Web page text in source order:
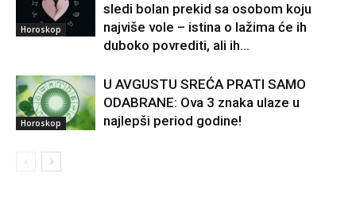
Horoskop
sledi bolan prekid sa osobom koju
najviše vole – istina o lažima će ih
duboko povrediti, ali ih...
Horoskop
U AVGUSTU SREĆA PRATI SAMO
ODABRANE: Ova 3 znaka ulaze u
najlepši period godine!